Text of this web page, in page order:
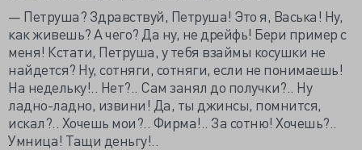
— Петруша? Здравствуй, Петруша! Это я, Васька! Ну,
как живешь? А чего? Да ну, не дрейфь! Бери пример с
меня! Кстати, Петруша, у тебя взаймы косушки не
найдется? Ну, сотняги, сотняги, если не понимаешь!
На недельку!.. Нет?.. Сам занял до получки?.. Ну
ладно-ладно, извини! Да, ты джинсы, помнится,
искал?.. Хочешь мои?.. Фирма!.. За сотню! Хочешь?..
Умница! Тащи деньгу!..